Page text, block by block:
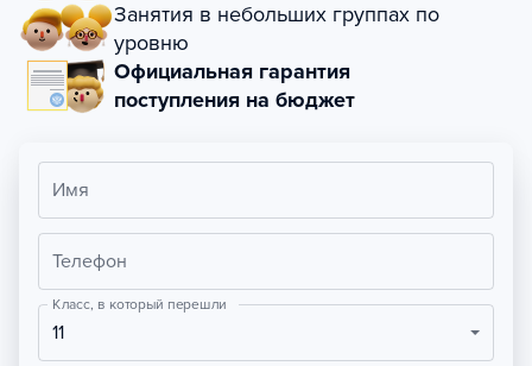
Занятия в небольших группах по
уровню
Официальная гарантия
поступления на бюджет
Имя
Телефон
Класс, в который перешли
11